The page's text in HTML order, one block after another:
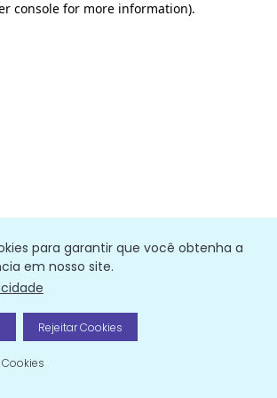
para garantir que você obtenha a
em nosso site.
Rejeitar Cookies
console for more information).